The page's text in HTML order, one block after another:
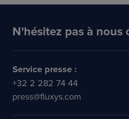
N'hésitez pas à nous
Service presse :
+32 2 282 74 44
press@fluxys.com